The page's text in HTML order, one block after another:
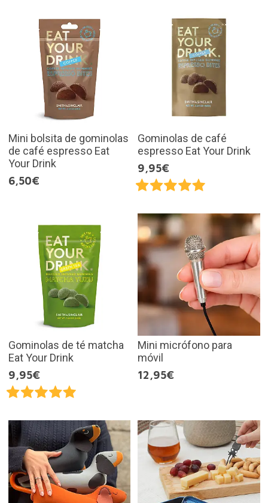
Mini bolsita de gominolas
de café espresso Eat
Your Drink
6,50€
Gominolas de café
espresso Eat Your Drink
9,95€
Gominolas de té matcha
Eat Your Drink
9,95€
Mini micrófono para
móvil
12,95€